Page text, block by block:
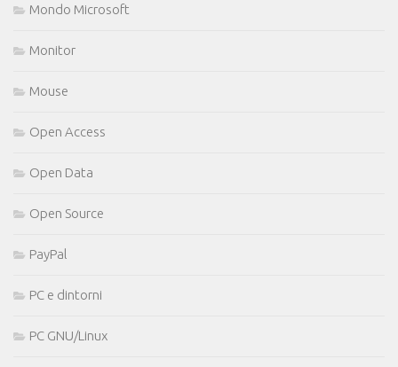
Mondo Microsoft
Monitor
Mouse
Open Access
Open Data
Open Source
PayPal
PC e dintorni
PC GNU/Linux